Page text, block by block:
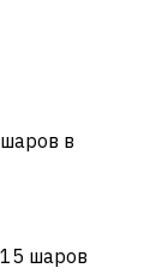
в
шаров